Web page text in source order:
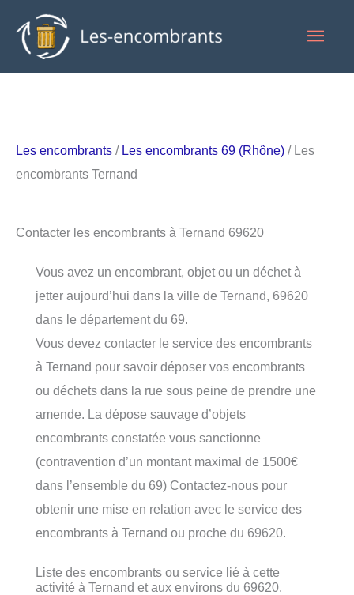
contenu
Les encombrants / Les encombrants 69 (Rhône) / Les
encombrants Ternand
Contacter les encombrants à Ternand 69620
Vous avez un encombrant, objet ou un déchet à
jetter aujourd’hui dans la ville de Ternand, 69620
dans le département du 69.
Vous devez contacter le service des encombrants
à Ternand pour savoir déposer vos encombrants
ou déchets dans la rue sous peine de prendre une
amende. La dépose sauvage d’objets
encombrants constatée vous sanctionne
(contravention d’un montant maximal de 1500€
dans l’ensemble du 69) Contactez-nous pour
obtenir une mise en relation avec le service des
encombrants à Ternand ou proche du 69620.
Liste des encombrants ou service lié à cette
activité à Ternand et aux environs du 69620.